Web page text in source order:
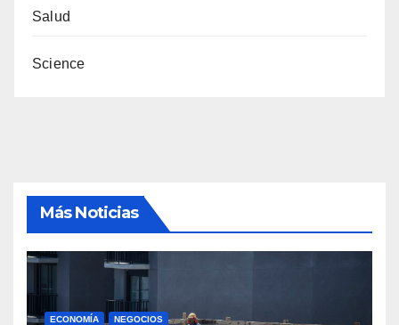
Salud
Science
Más Noticias
ECONOMÍA NEGOCIOS